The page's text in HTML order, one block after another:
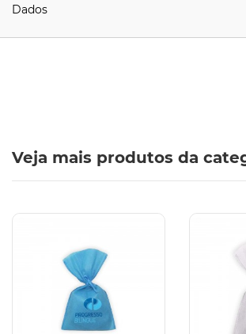
Dados
Veja mais produtos da